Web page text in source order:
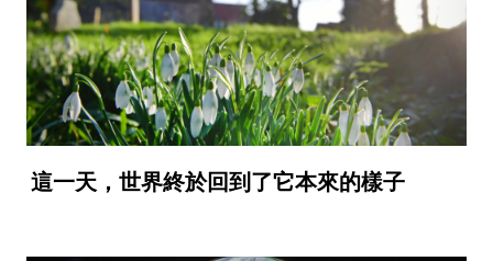
這一天，世界終於回到了它本來的樣子